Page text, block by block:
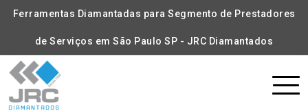
Ferramentas Diamantadas para Segmento de Prestadores
de Serviços em São Paulo SP - JRC Diamantados